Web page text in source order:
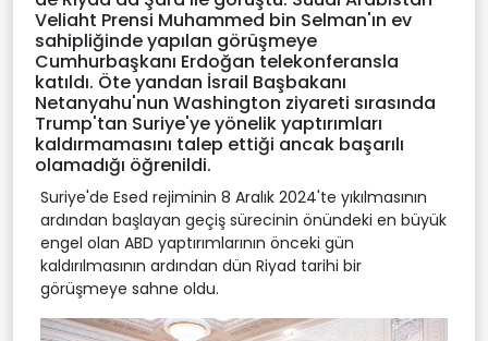
Veliaht Prensi Muhammed bin Selman'ın ev
sahipliğinde yapılan görüşmeye
Cumhurbaşkanı Erdoğan telekonferansla
katıldı. Öte yandan İsrail Başbakanı
Netanyahu'nun Washington ziyareti sırasında
Trump'tan Suriye'ye yönelik yaptırımları
kaldırmamasını talep ettiği ancak başarılı
olamadığı öğrenildi.
Suriye'de Esed rejiminin 8 Aralık 2024'te yıkılmasının
ardından başlayan geçiş sürecinin önündeki en büyük
engel olan ABD yaptırımlarının önceki gün
kaldırılmasının ardından dün Riyad tarihi bir
görüşmeye sahne oldu.